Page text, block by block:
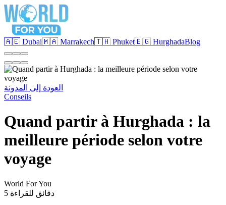
🇦🇪 Dubai🇲🇦 Marrakech🇹🇭 Phuket🇪🇬 HurghadaBlog
العودة إلى المدونة
Conseils
Quand partir à Hurghada : la
meilleure période selon votre
voyage
World For You
5 دقائق للقراءة